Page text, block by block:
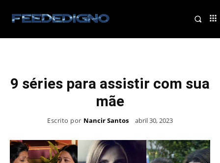
9 séries para assistir com sua
mãe
Escrito por Nancir Santos abril 30, 2023